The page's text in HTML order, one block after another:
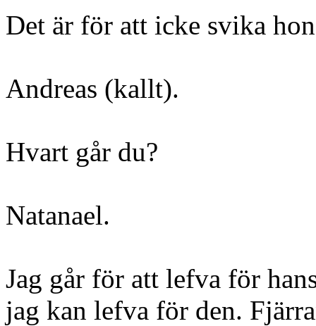
Det är för att icke svika
Andreas (kallt).
Hvart går du?
Natanael.
Jag går för att lefva för
jag kan lefva för den.